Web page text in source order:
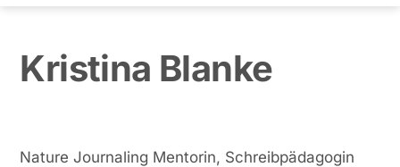
Kristina Blanke
Nature Journaling Mentorin, Schreibpädagogin